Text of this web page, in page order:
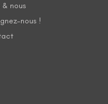
& nous
nous !